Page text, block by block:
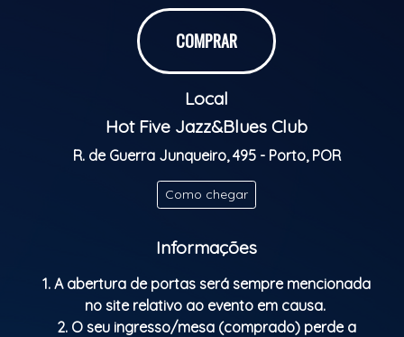
mansa da zona sul carioca.
Heir to foreign-influenced samba and the mother of
Brazilian popular music (MPB), Bossa Nova marked
the history of Brazilian music and elevated national
Samba de Uma Nota Só, Águas de Março, Chega de
Saudade and, of course, A Garota de Ipanema.
that is synonymous with Brazilianness and the gentle
Classificação etária: M/16
COMPRAR
Local
Hot Five Jazz&Blues Club
R. de Guerra Junqueiro, 495 - Porto, POR
Como chegar
Informações
1. A abertura de portas será sempre mencionada
no site relativo ao evento em causa.
2. O seu ingresso/mesa (comprado) perde a